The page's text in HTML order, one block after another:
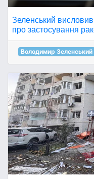
Зеленський
про застосування
Володимир Зеленський